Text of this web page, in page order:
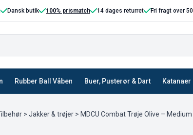
Dansk butik 100% prismatch 14 dages returret Fri fragt over
Rubber Ball Våben Buer, Pusterør & Dart Katanaer
> Jakker & trøjer > MDCU Combat Trøje Olive – Medium